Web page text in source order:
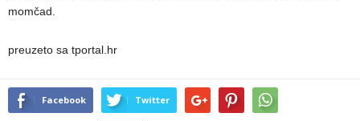
momčad.
preuzeto sa tportal.hr
Facebook Twitter